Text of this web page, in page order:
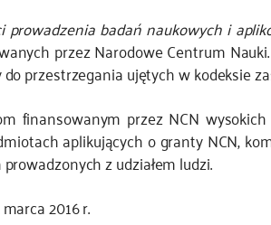
prowadzenia badań naukowych i
przez Narodowe Centrum
przestrzegania ujętych w kodeksie
finansowanym przez NCN
aplikujących o granty NCN,
z udziałem ludzi.
2016 r.